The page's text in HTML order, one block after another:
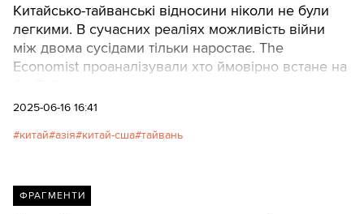
Китайсько-тайванські відносини ніколи не були
легкими. В сучасних реаліях можливість війни
між двома сусідами тільки наростає. The
Economist проаналізували хто ймовірно встане на
гратимуть Сполучені Штати в його вирішенні.
2025-06-16 16:41
китай азія китай-сша тайвань
ФРАГМЕНТИ